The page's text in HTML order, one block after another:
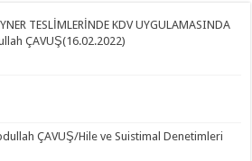
TESLİMLERİNDE KDV UYGULAMASINDA
ÇAVUŞ(16.02.2022)
ÇAVUŞ/Hile ve Suistimal Denetimleri